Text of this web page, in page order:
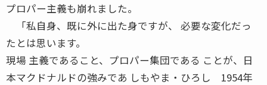
プロパー主義も崩れました。
「私自身、既に外に出た身ですが、 必要な変化だっ
たとは思います。
現場 主義であること、プロパー集団である ことが、日
本マクドナルドの強みであ しもやま・ひろし 1954年